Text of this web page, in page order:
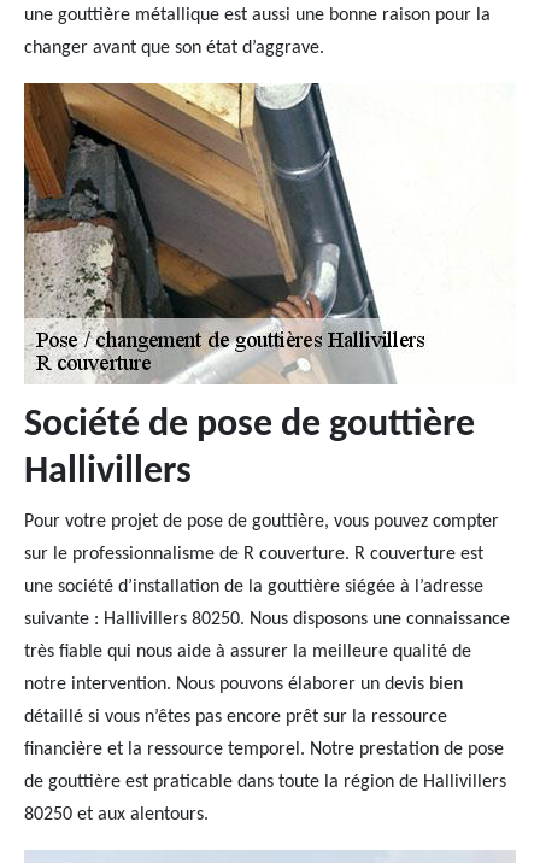
une gouttière métallique est aussi une bonne raison pour la
changer avant que son état d’aggrave.
Société de pose de gouttière
Hallivillers
Pour votre projet de pose de gouttière, vous pouvez compter
sur le professionnalisme de R couverture. R couverture est
une société d’installation de la gouttière siégée à l’adresse
suivante : Hallivillers 80250. Nous disposons une connaissance
très fiable qui nous aide à assurer la meilleure qualité de
notre intervention. Nous pouvons élaborer un devis bien
détaillé si vous n’êtes pas encore prêt sur la ressource
financière et la ressource temporel. Notre prestation de pose
de gouttière est praticable dans toute la région de Hallivillers
80250 et aux alentours.